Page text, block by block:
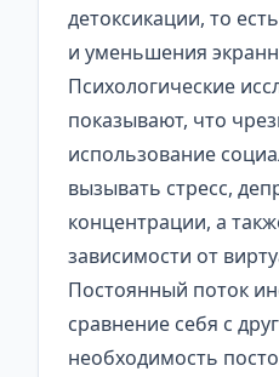
детоксикации, то
и уменьшения
Психологические
показывают, что
использование
вызывать стресс,
концентрации, а
зависимости от
Постоянный поток
сравнение себя с
необходимость